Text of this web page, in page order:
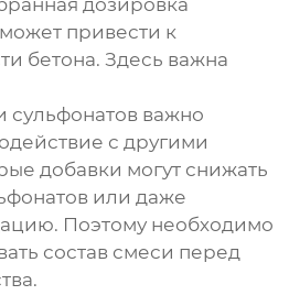
дозировка
привести к
бетона. Здесь важна
сульфонатов важно
с другими
добавки могут снижать
или даже
Поэтому необходимо
состав смеси перед